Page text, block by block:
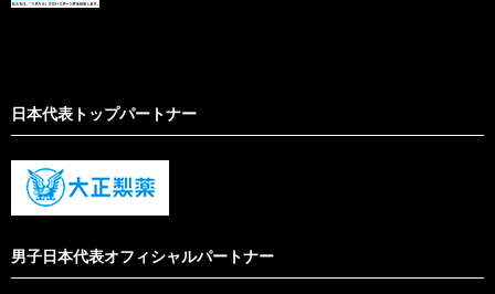
日本代表トップパートナー
男子日本代表オフィシャルパートナー